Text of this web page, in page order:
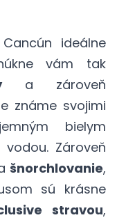
ideálne
vám tak
a zároveň
známe svojimi
bielym
Zároveň
šnorchlovanie,
sú krásne
stravou,